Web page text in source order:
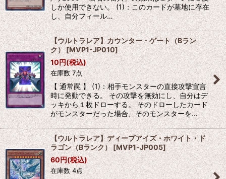
しか使用できない。 (1)：このカードが墓地に存在
し、自分フィール…
【ウルトラレア】カウンター・ゲート（Bラン
ク） [MVP1-JP010]
10円(税込)
在庫数 7点
【 通常罠 】 (1)：相手モンスターの直接攻撃宣言
時に発動できる。 その攻撃を無効にし、自分はデ
ッキから１枚ドローする。 そのドローしたカード
がモンスターだった場合、そのモンスターを…
【ウルトラレア】ディープアイズ・ホワイト・ド
ラゴン（Bランク） [MVP1-JP005]
60円(税込)
在庫数 4点